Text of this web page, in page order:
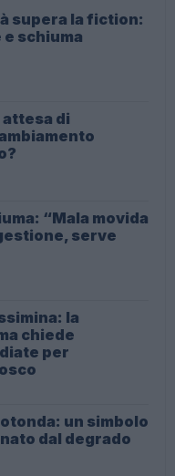
supera la fiction:
e schiuma
attesa di
“Mala movida
serve
la
chiede
per
un simbolo
dal degrado